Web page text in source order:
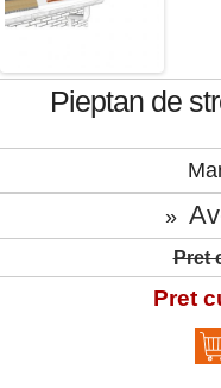
Pieptan de
»
Pret
Pret